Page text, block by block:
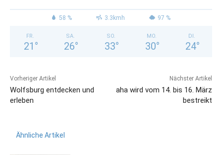
58 % 3.3kmh 97 %
FR.
21 °
SA.
26°
SO.
33°
MO.
30°
DI.
24°
Vorheriger Artikel
Wolfsburg entdecken und
erleben
Nächster Artikel
aha wird vom 14. bis 16. März
bestreikt
Ähnliche Artikel